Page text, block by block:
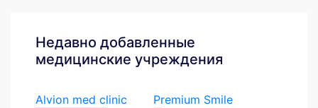
Недавно добавленные
медицинские учреждения
Alvion med clinic
Premium Smile